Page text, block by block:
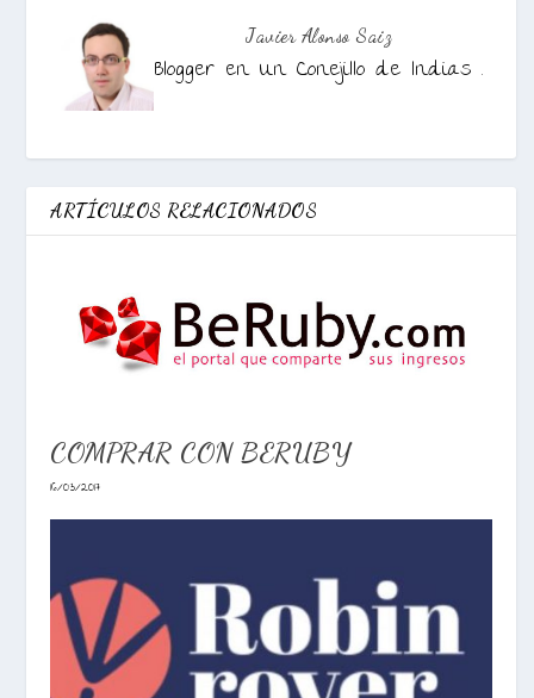
Javier Alonso Saiz
Blogger en Un Conejillo de Indias .
ARTÍCULOS RELACIONADOS
COMPRAR CON BERUBY
16/03/2017